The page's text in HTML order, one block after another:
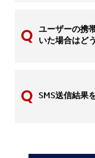
ユーザーの携
いた場合はど
SMS送信結果